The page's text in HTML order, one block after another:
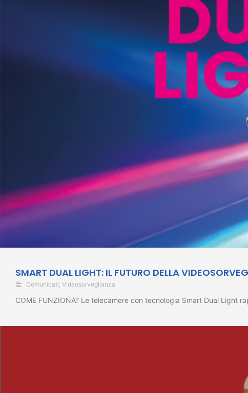
SMART DUAL LIGHT: IL FUTURO DELLA
Comunicati, Videosorveglianza
COME FUNZIONA? Le telecamere con tecnologia Smart Dual Light